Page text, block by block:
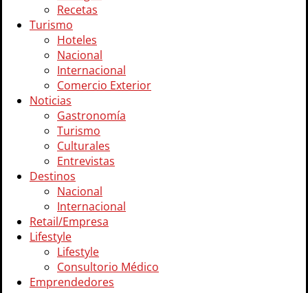
Recetas
Turismo
Hoteles
Nacional
Internacional
Comercio Exterior
Noticias
Gastronomía
Turismo
Culturales
Entrevistas
Destinos
Nacional
Internacional
Retail/Empresa
Lifestyle
Lifestyle
Consultorio Médico
Emprendedores